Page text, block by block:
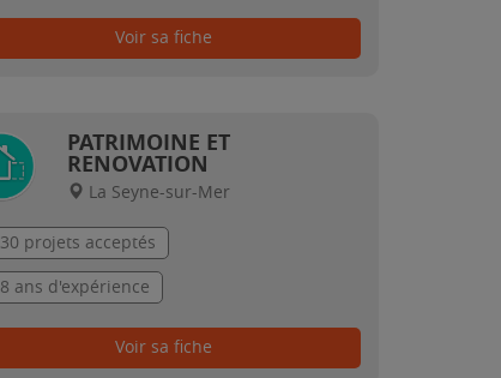
Voir sa fiche
PATRIMOINE ET
RENOVATION
La Seyne-sur-Mer
30 projets acceptés
8 ans d'expérience
Voir sa fiche